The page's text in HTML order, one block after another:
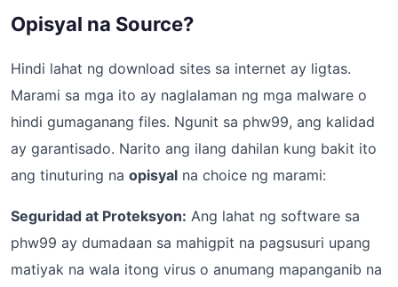
Opisyal na Source?
Hindi lahat ng download sites sa internet ay ligtas.
Marami sa mga ito ay naglalaman ng mga malware o
hindi gumaganang files. Ngunit sa phw99, ang kalidad
ay garantisado. Narito ang ilang dahilan kung bakit ito
ang tinuturing na opisyal na choice ng marami:
Seguridad at Proteksyon: Ang lahat ng software sa
phw99 ay dumadaan sa mahigpit na pagsusuri upang
matiyak na wala itong virus o anumang mapanganib na